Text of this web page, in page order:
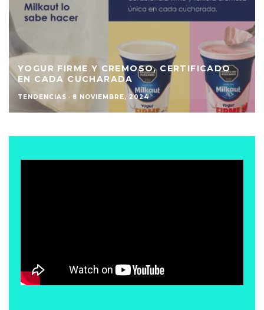
YOGUR FIRME Y CREMOSO, CERTIFICADO
EN CADA CUCHARADA
TENDENCIAS · 8 NOVIEMBRE, 2024